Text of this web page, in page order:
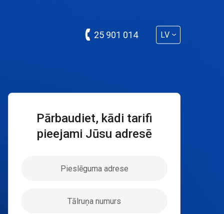
25 901 014 LV
Pārbaudiet, kādi tarifi
pieejami Jūsu adresē